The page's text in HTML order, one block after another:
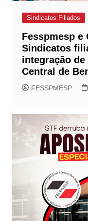
Sindicatos Filiados
Fesspmesp e
Sindicatos
integração
Central de
FESSPMESP